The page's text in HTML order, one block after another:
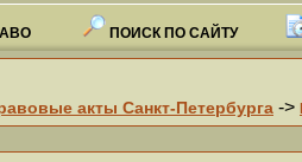
ПОИСК ПО САЙТУ
акты Санкт-Петербурга ->